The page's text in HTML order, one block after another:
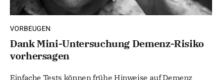
VORBEUGEN
Dank Mini-Untersuchung Demenz-Risiko
vorhersagen
Einfache Tests können frühe Hinweise auf Demenz